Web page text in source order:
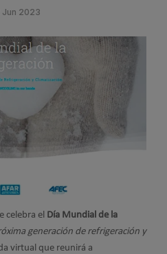
Jun 2023
celebra el Día Mundial de la
generación de refrigeración y
virtual que reunirá a